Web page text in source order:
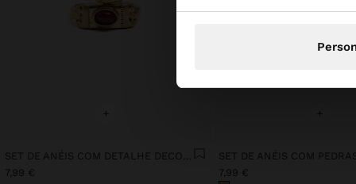
+
SET DE ANÉIS COM DETALHE DECORATIVO
7,99 €
SET DE ANÉIS COM
7,99 €